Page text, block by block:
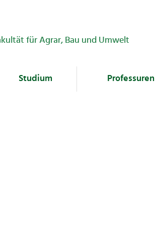
für Agrar, Bau und Umwelt
Studium Professuren